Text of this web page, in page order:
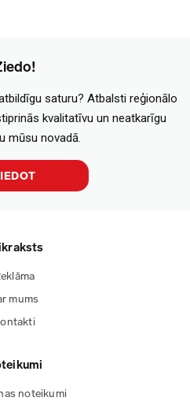
saturu? Atbalsti reģionālo
kvalitatīvu un neatkarīgu
mūsu novadā.
mums
noteikumi